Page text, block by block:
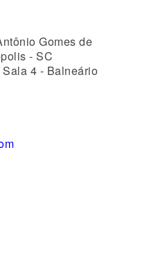
Gomes de
- SC
4 - Balneário